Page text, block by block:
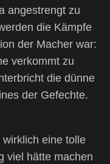
angestrengt zu
die Kämpfe
der Macher war:
verkommt zu
die dünne
der Gefechte.
wirklich eine tolle
viel hätte machen